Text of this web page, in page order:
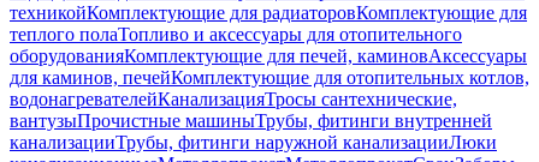
техникойКомплектующие для радиаторовКомплектующие для
теплого полаТопливо и аксессуары для отопительного
оборудованияКомплектующие для печей, каминовАксессуары
для каминов, печейКомплектующие для отопительных котлов,
водонагревателейКанализацияТросы сантехнические,
вантузыПрочистные машиныТрубы, фитинги внутренней
канализацииТрубы, фитинги наружной канализацииЛюки